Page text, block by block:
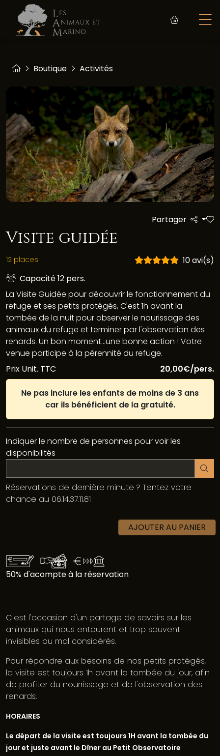
Boutique Activités
Partager
Visite guidée
12 places
10 avi(s)
Capacité 12 pers.
La Visite Guidée pour découvrir le fonctionnement du
refuge et ses petits protégés, C'est 1h avant la
tombée de la nuit pour observer le nourissage des
animaux du refuge et terminer par l'observation des
renards. Un bon moment...une bonne action ! Votre
venue participe à la pérennité du refuge.
Prix Unit. TTC
20,00€/pers.
Ne pas inclure les enfants de moins de 3 ans
car ils bénéficient de la gratuité.
Indiquer le nombre de personnes pour voir les
disponibilités
Réservations de dernière minute ? Tentez votre
chance au 06.14.37.11.81
AJOUTER AU PANIER
50% d'acompte à la réservation
C'est l'occasion d'un partage de savoirs sur les
animaux qui nous entourent et trop souvent
invisibles ou mal considérés.
Pour répondre aux besoins de nos petits protégés,
la visite est toujours 1h avant la tombée du jour, afin
de profiter du nourrissage et de l'observation des
renards.
HORAIRES
Le départ de la visite est toujours 1H avant la tombée du
jour et juste avant le Dîner au Petit Observatoire